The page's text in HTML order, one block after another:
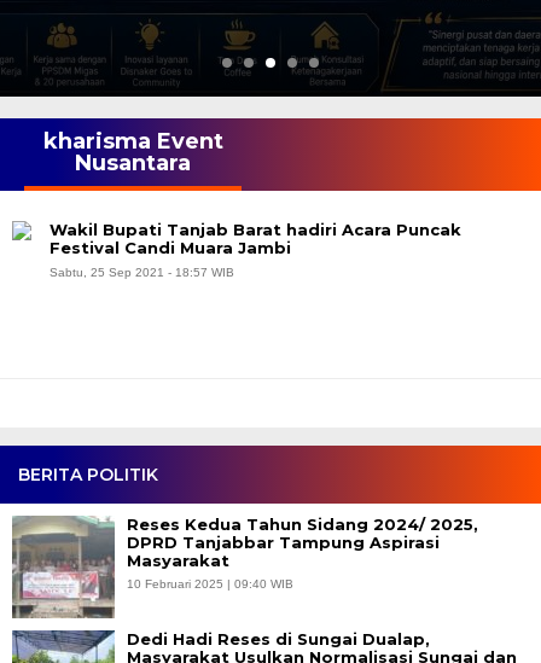
BERITA POLITIK
Reses Kedua Tahun Sidang 2024/ 2025,
DPRD Tanjabbar Tampung Aspirasi
Masyarakat
10 Februari 2025 | 09:40 WIB
Dedi Hadi Reses di Sungai Dualap,
Masyarakat Usulkan Normalisasi Sungai dan
kharisma Event
Nusantara
Wakil Bupati Tanjab Barat hadiri Acara Puncak
Festival Candi Muara Jambi
Sabtu, 25 Sep 2021 - 18:57 WIB